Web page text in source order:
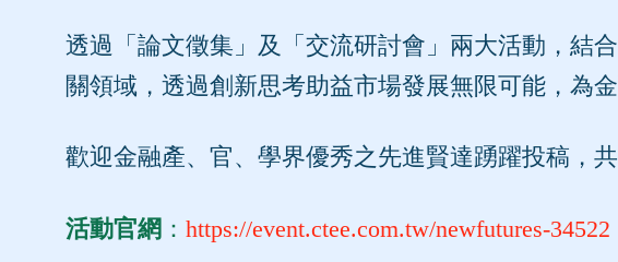
透過「論文徵集」及「交流研討會」兩大活動，結
關領域，透過創新思考助益市場發展無限可能，為
歡迎金融產、官、學界優秀之先進賢達踴躍投稿，共
活動官網 ： https://event.ctee.com.tw/newfutures-34522